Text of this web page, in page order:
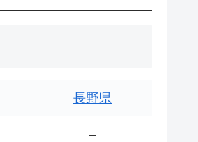
長野県
–